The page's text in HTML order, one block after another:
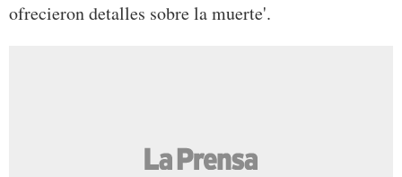
ofrecieron detalles sobre la muerte'.